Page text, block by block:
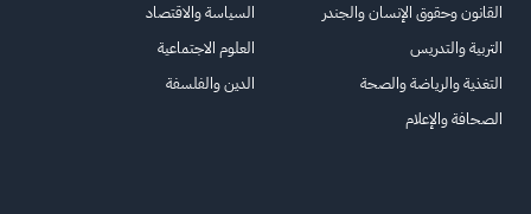
القانون وحقوق الإنسان والجندر
التربية والتدريس
التغذية والرياضة والصحة
الصحافة والإعلام
السياسة والاقتصاد
العلوم الاجتماعية
الدين والفلسفة